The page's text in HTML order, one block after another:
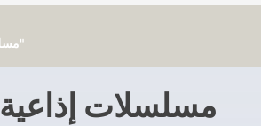
مسلسلات إذاعية "سهرة الجمعة"
مسلسلات إذاعية